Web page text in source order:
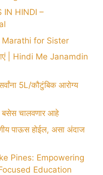
IN HINDI –
for Sister
| Hindi Me Janamdin
5L/कौटुंबिक आरोग्य
बसेस चालवणार आहे
पाऊस होईल, असा अंदाज
Pines: Empowering
Education